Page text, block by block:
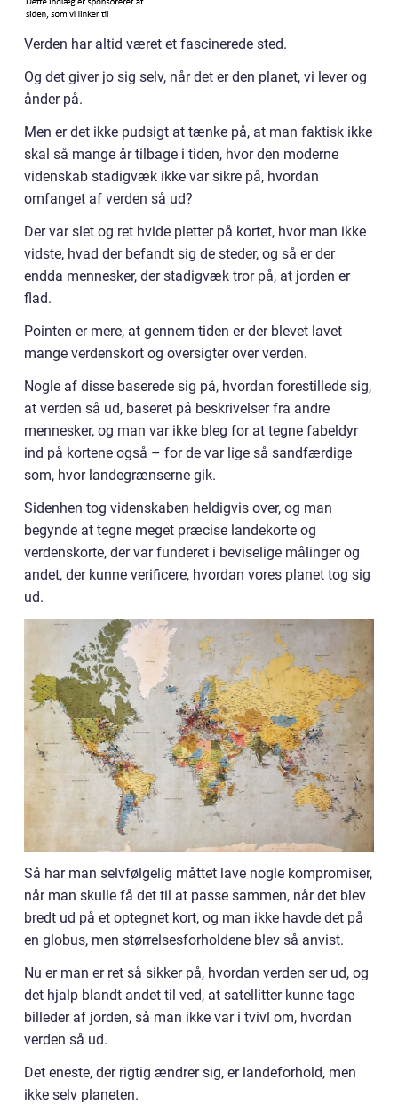
Verden har altid været et fascinerede sted.
Og det giver jo sig selv, når det er den planet, vi lever og
ånder på.
Men er det ikke pudsigt at tænke på, at man faktisk ikke
skal så mange år tilbage i tiden, hvor den moderne
videnskab stadigvæk ikke var sikre på, hvordan
omfanget af verden så ud?
Der var slet og ret hvide pletter på kortet, hvor man ikke
vidste, hvad der befandt sig de steder, og så er der
endda mennesker, der stadigvæk tror på, at jorden er
flad.
Pointen er mere, at gennem tiden er der blevet lavet
mange verdenskort og oversigter over verden.
Nogle af disse baserede sig på, hvordan forestillede sig,
at verden så ud, baseret på beskrivelser fra andre
mennesker, og man var ikke bleg for at tegne fabeldyr
ind på kortene også – for de var lige så sandfærdige
som, hvor landegrænserne gik.
Sidenhen tog videnskaben heldigvis over, og man
begynde at tegne meget præcise landekorte og
verdenskorte, der var funderet i beviselige målinger og
andet, der kunne verificere, hvordan vores planet tog sig
ud.
Så har man selvfølgelig måttet lave nogle kompromiser,
når man skulle få det til at passe sammen, når det blev
bredt ud på et optegnet kort, og man ikke havde det på
en globus, men størrelsesforholdene blev så anvist.
Nu er man er ret så sikker på, hvordan verden ser ud, og
det hjalp blandt andet til ved, at satellitter kunne tage
billeder af jorden, så man ikke var i tvivl om, hvordan
verden så ud.
Det eneste, der rigtig ændrer sig, er landeforhold, men
ikke selv planeten.